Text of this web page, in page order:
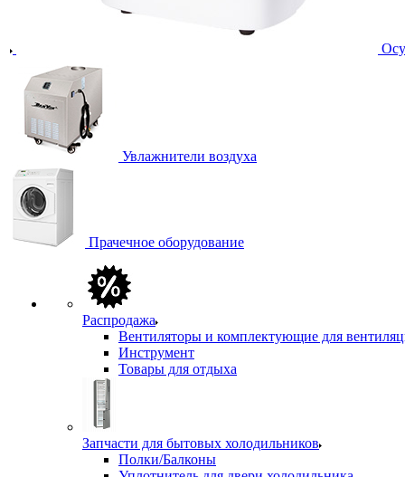
Увлажнители воздуха
Прачечное оборудование
Распродажа
Вентиляторы и комплектующие для
Инструмент
Товары для отдыха
Запчасти для бытовых холодильников
Полки/Балконы